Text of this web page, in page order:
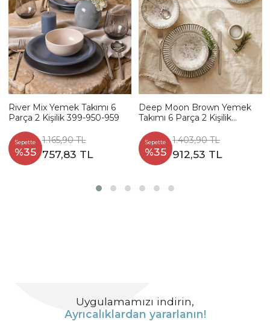
River Mix Yemek Takımı 6
Parça 2 Kişilik 399-950-959
Sepette
%35
1.165,90 TL
757,83 TL
Deep Moon Brown Yemek
Takımı 6 Parça 2 Kişilik
Sepette
%35
1.403,90 TL
912,53 TL
Uygulamamızı indirin,
Ayrıcalıklardan yararlanın!